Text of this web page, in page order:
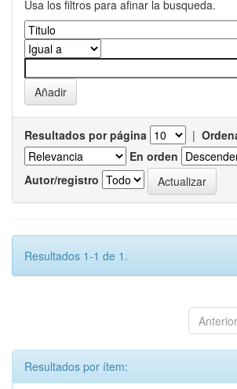
Usa los filtros para afinar la busqueda.
Resultados por página |
En orden
Autor/registro
Resultados 1-1 de 1.
Anterior
Resultados por ítem: